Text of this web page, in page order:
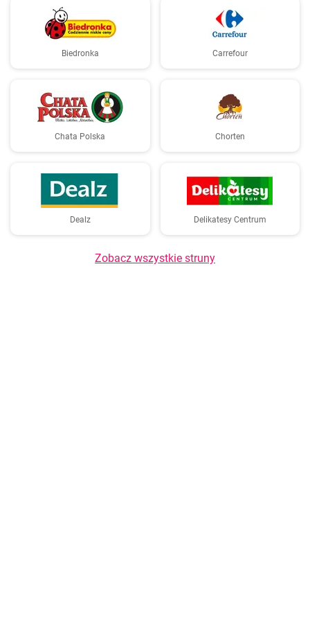
Biedronka Carrefour
Chata Polska Chorten
Dealz Delikatesy Centrum
Zobacz wszystkie struny